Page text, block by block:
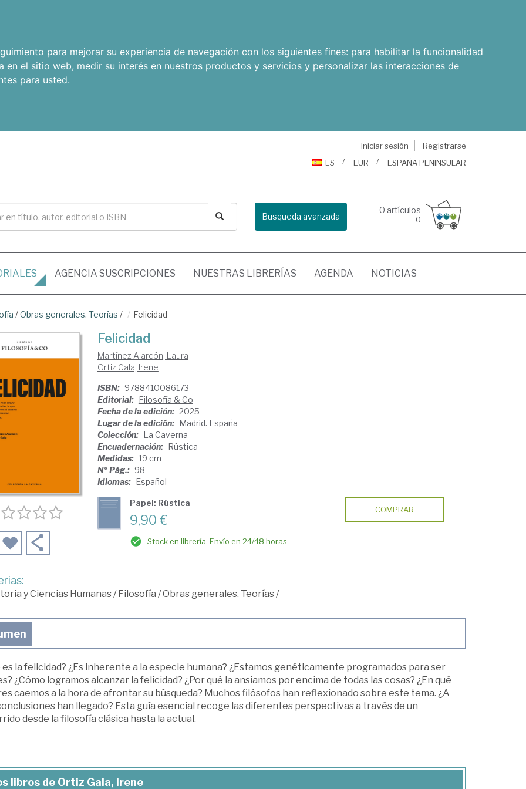
para mejorar su experiencia de navegación con los siguientes fines: para habilitar la funcionalidad
en el sitio web, medir su interés en nuestros productos y servicios y personalizar las interacciones de
para usted.
Iniciar sesión
Registrarse
ES
EUR ESPAÑA PENINSULAR
Busqueda avanzada
0 artículos
0
AGENCIA SUSCRIPCIONES NUESTRAS LIBRERÍAS AGENDA NOTICIAS
/Obras generales. Teorías / Felicidad
Felicidad
Martínez Alarcón, Laura
Ortiz Gala, Irene
ISBN: 9788410086173
Editorial: Filosofía & Co
Fecha de la edición: 2025
Lugar de la edición: Madrid. España
Colección: La Caverna
Encuadernación: Rústica
Medidas: 19 cm
Nº Pág.: 98
Idiomas: Español
Papel: Rústica
9,90 €
Stock en librería. Envío en 24/48 horas
COMPRAR
y Ciencias Humanas/Filosofía /Obras generales. Teorías/
es la felicidad? ¿Es inherente a la especie humana? ¿Estamos genéticamente programados para ser
¿Cómo logramos alcanzar la felicidad? ¿Por qué la ansiamos por encima de todas las cosas? ¿En qué
caemos a la hora de afrontar su búsqueda? Muchos filósofos han reflexionado sobre este tema. ¿A
han llegado? Esta guía esencial recoge las diferentes perspectivas a través de un
desde la filosofía clásica hasta la actual.
libros de Ortiz Gala, Irene